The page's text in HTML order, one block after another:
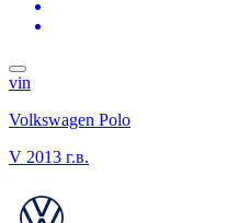
vin
Volkswagen Polo
V 2013 г.в.